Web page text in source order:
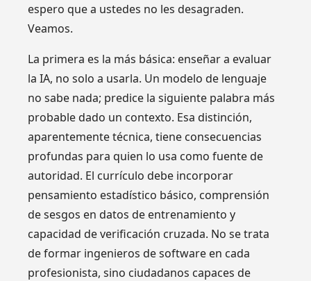
espero que a ustedes no les desagraden.
Veamos.
La primera es la más básica: enseñar a evaluar
la IA, no solo a usarla. Un modelo de lenguaje
no sabe nada; predice la siguiente palabra más
probable dado un contexto. Esa distinción,
aparentemente técnica, tiene consecuencias
profundas para quien lo usa como fuente de
autoridad. El currículo debe incorporar
pensamiento estadístico básico, comprensión
de sesgos en datos de entrenamiento y
capacidad de verificación cruzada. No se trata
de formar ingenieros de software en cada
profesionista, sino ciudadanos capaces de